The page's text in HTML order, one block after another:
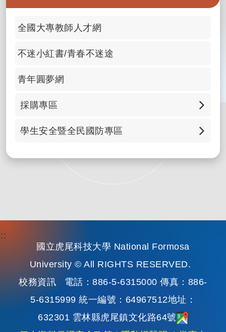
全國大專教師人才網
不迷小紅書/青春不迷途
青年圓夢網
採購專區
科研採購招標資訊公告
政府電子採購網
學生安全暨全民國防專區
兵役資訊
全民國防教育、防治學生藥物濫用資源網
165 全民防騙網
詐騙防制專區
國立虎尾科技大學 National Formosa
University © All RIGHTS RESERVED.
校務資訊 電話：886-5-6315000 傳真：886-
5-6315999 統一編號：64967512地址：
632301 雲林縣虎尾鎮文化路64號